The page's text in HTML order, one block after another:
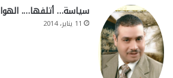
سياسة… أتلفها…. الهوا
11 يناير، 2014